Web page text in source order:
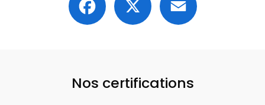
Nos certifications